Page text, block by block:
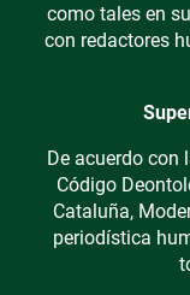
como tales en
con redactores
De acuerdo con
Código
Cataluña,
periodística